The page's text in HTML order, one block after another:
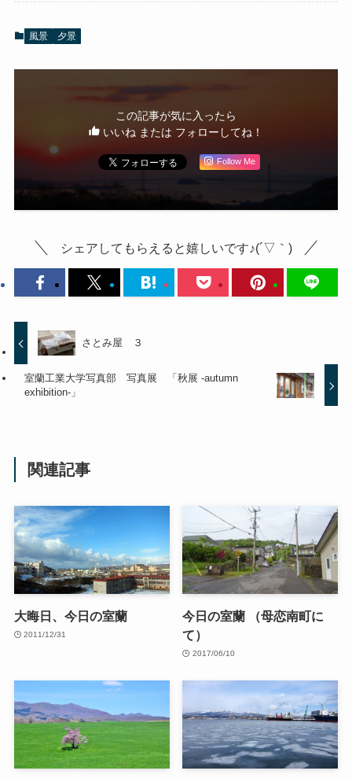
風景 夕景
この記事が気に入ったら
いいね または フォローしてね！
Follow Me
シェアしてもらえると嬉しいです♪(´▽｀)
さとみ屋 ３
室蘭工業大学写真部 写真展 「秋展 -autumn
exhibition-」
関連記事
大晦日、今日の室蘭
2011/12/31
今日の室蘭 （母恋南町に
て）
2017/06/10